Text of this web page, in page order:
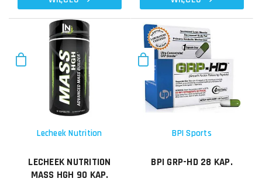
Lecheek Nutrition
LECHEEK NUTRITION
MASS HGH 90 KAP.
BPI Sports
BPI GRP-HD 28 KAP.